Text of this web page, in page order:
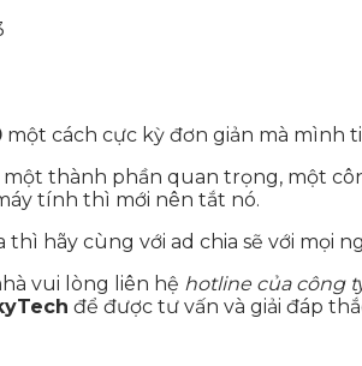
một cách cực kỳ đơn giản mà mình
thành phần quan trọng, một
tính thì mới nên tắt nó.
hãy cùng với ad chia sẽ với mọi
vui lòng liên hệ hotline của công
để được tư vấn và giải đáp